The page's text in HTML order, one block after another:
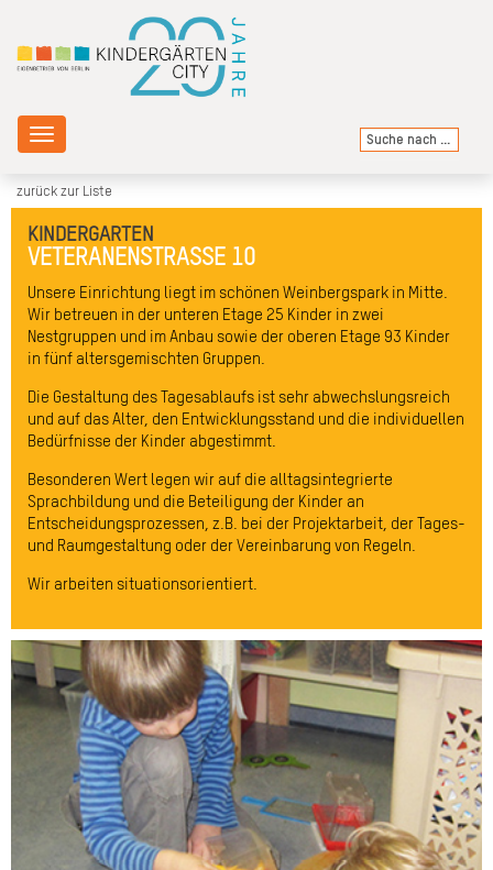
Toggle
navigation
zurück zur Liste
KINDERGARTEN
VETERANENSTRASSE 10
Unsere Einrichtung liegt im schönen Weinbergspark in Mitte.
Wir betreuen in der unteren Etage 25 Kinder in zwei
Nestgruppen und im Anbau sowie der oberen Etage 93 Kinder
in fünf altersgemischten Gruppen.
Die Gestaltung des Tagesablaufs ist sehr abwechslungsreich
und auf das Alter, den Entwicklungsstand und die individuellen
Bedürfnisse der Kinder abgestimmt.
Besonderen Wert legen wir auf die alltagsintegrierte
Sprachbildung und die Beteiligung der Kinder an
Entscheidungsprozessen, z.B. bei der Projektarbeit, der Tages-
und Raumgestaltung oder der Vereinbarung von Regeln.
Wir arbeiten situationsorientiert.